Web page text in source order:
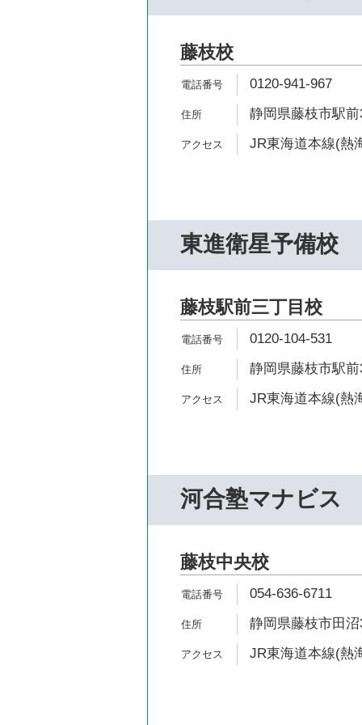
藤枝校
0120-941-967
静岡県藤枝市駅
JR東海道本線(熱
東進衛星予備校
藤枝駅前三丁目校
0120-104-531
静岡県藤枝市駅
JR東海道本線(熱
河合塾マナビス
藤枝中央校
054-636-6711
静岡県藤枝市田
JR東海道本線(熱